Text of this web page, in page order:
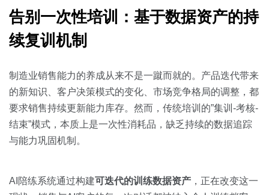
告别一次性培训：基于数据资产的持
续复训机制
制造业销售能力的养成从来不是一蹴而就的。产品迭代带来
的新知识、客户决策模式的变化、市场竞争格局的调整，都
要求销售持续更新能力库存。然而，传统培训的”集训-考核-
结束”模式，本质上是一次性消耗品，缺乏持续的数据追踪
与能力巩固机制。
AI陪练系统通过构建可迭代的训练数据资产 ，正在改变这一